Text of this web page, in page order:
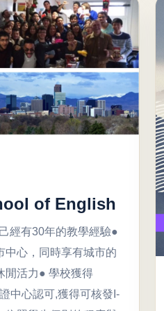
of English
經有30年的教學經驗●
中心，同時享有城市的
閒活力● 學校獲得
中心認可,獲得可核發I-